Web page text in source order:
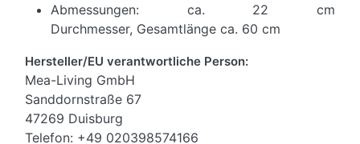
Abmessungen: ca. 22 cm
Durchmesser, Gesamtlänge ca. 60 cm
Hersteller/EU verantwortliche Person:
Mea-Living GmbH
Sanddornstraße 67
47269 Duisburg
Telefon: +49 020398574166